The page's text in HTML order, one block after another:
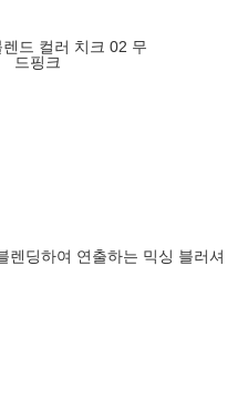
드 컬러 치크 02 무
드핑크
렌딩하여 연출하는 믹싱 블러셔